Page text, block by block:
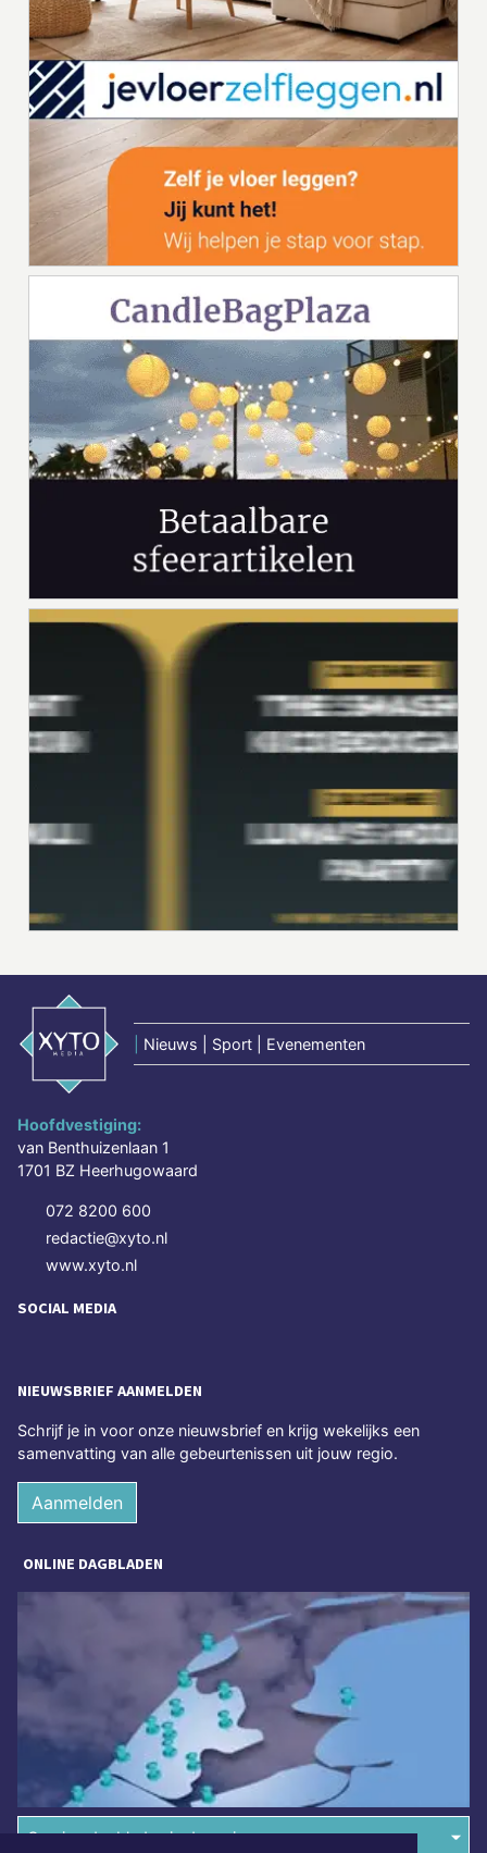
Nieuws | Sport | Evenementen
Hoofdvestiging:
van Benthuizenlaan 1
1701 BZ Heerhugowaard
072 8200 600
redactie@xyto.nl
www.xyto.nl
SOCIAL MEDIA
NIEUWSBRIEF AANMELDEN
Schrijf je in voor onze nieuwsbrief en krijg wekelijks een
samenvatting van alle gebeurtenissen uit jouw regio.
Aanmelden
ONLINE DAGBLADEN
Overige dagbladen in de regio